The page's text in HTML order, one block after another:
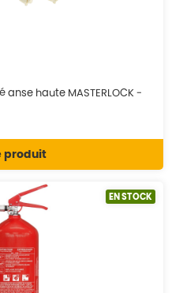
haute MASTERLOCK -
produit
EN STOCK